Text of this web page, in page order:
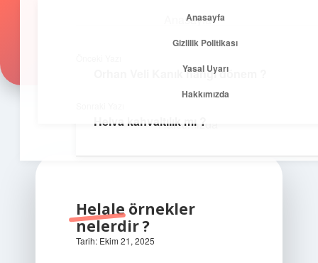
Anasayfa
Yasal Uyarı
Hakkımızda
Zirvedeki Fikirler
Helale örnekler
nelerdir ?
Tarih: Ekim 21, 2025
Orhan Veli Kanık hangi dönem ?
Helva kahvaltılık mı ?
Anasayfa
Gizlilik Politikası
Yasal Uyarı
Hakkımızda